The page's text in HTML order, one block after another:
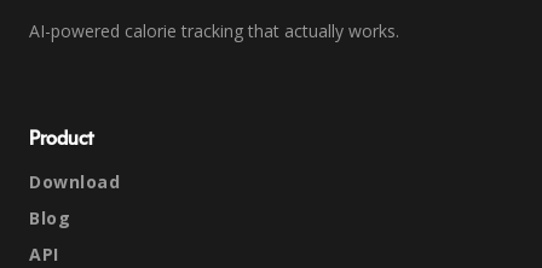
AI-powered calorie tracking that actually works.
Product
Download
Blog
API